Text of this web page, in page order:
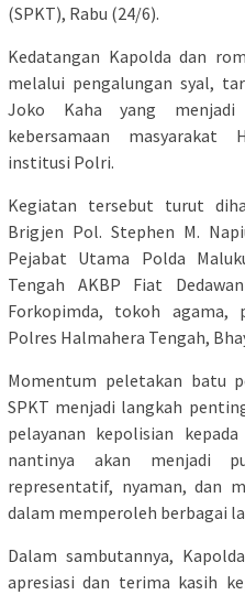
(SPKT), Rabu (24/6).
Kedatangan Kapolda dan
melalui pengalungan syal,
Joko Kaha yang
kebersamaan masyarakat
institusi Polri.
Kegiatan tersebut turut
Brigjen Pol. Stephen M.
Pejabat Utama Polda
Tengah AKBP Fiat
Forkopimda, tokoh agama,
Polres Halmahera Tengah,
Momentum peletakan batu
SPKT menjadi langkah
pelayanan kepolisian
nantinya akan menjadi
representatif, nyaman, dan
dalam memperoleh berbagai
Dalam sambutannya,
apresiasi dan terima kasih